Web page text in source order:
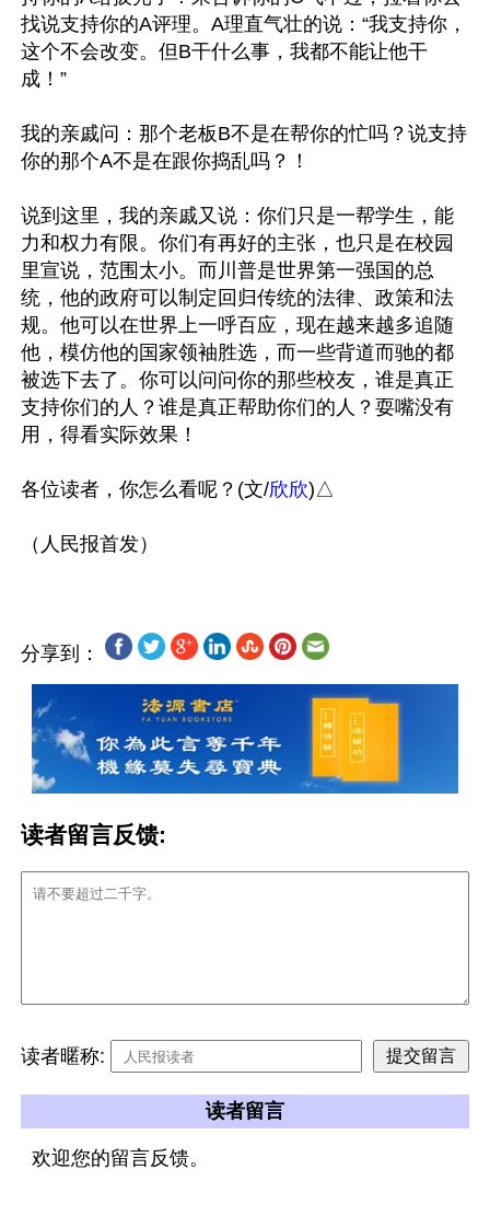
找说支持你的A评理。A理直气壮的说：“我支持你，
这个不会改变。但B干什么事，我都不能让他干
成！”
我的亲戚问：那个老板B不是在帮你的忙吗？说支持
你的那个A不是在跟你捣乱吗？！
说到这里，我的亲戚又说：你们只是一帮学生，能
力和权力有限。你们有再好的主张，也只是在校园
里宣说，范围太小。而川普是世界第一强国的总
统，他的政府可以制定回归传统的法律、政策和法
规。他可以在世界上一呼百应，现在越来越多追随
他，模仿他的国家领袖胜选，而一些背道而驰的都
被选下去了。你可以问问你的那些校友，谁是真正
支持你们的人？谁是真正帮助你们的人？耍嘴没有
用，得看实际效果！
各位读者，你怎么看呢？(文/欣欣)△
分享到：
读者留言反馈:
读者暱称:
读者留言
欢迎您的留言反馈。